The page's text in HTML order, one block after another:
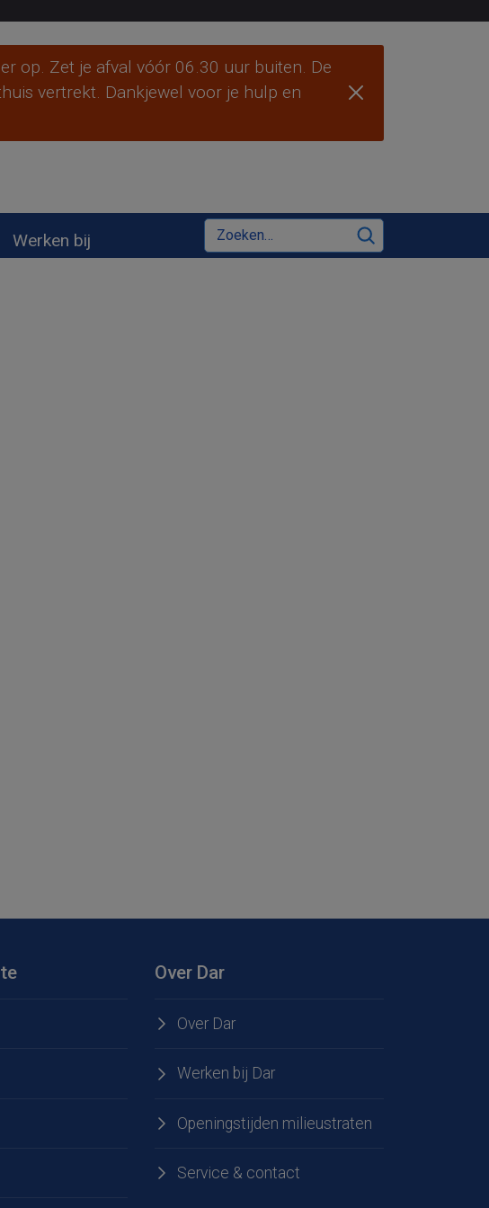
op. Zet je afval vóór 06.30 uur buiten. De
vertrekt. Dankjewel voor je hulp en
Werken bij
Zoeken
Zoeken
Over Dar
Over Dar
Werken bij Dar
Openingstijden milieustraten
Service & contact